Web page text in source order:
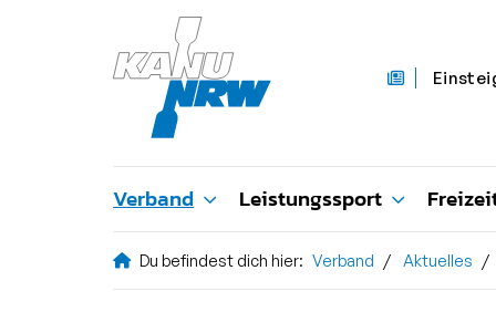
Verband Leistungssport
Du befindest dich hier: Verband Aktuelles